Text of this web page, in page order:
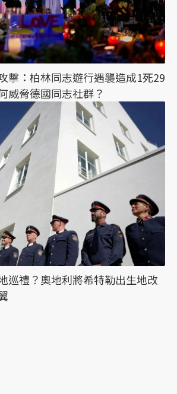
擊：柏林同志遊行遇襲造成1死29
威脅德國同志社群？
巡禮？奧地利將希特勒出生地改